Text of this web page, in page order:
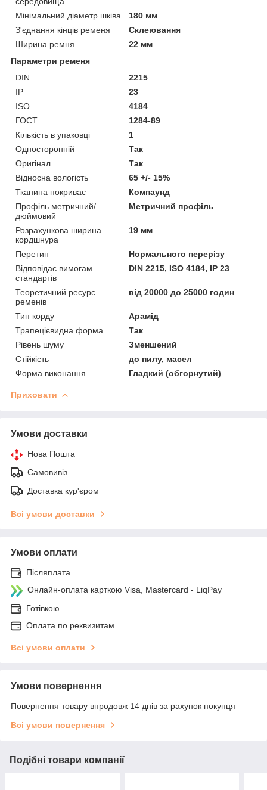
Мінімальний діаметр шківа
180 мм
З'єднання кінців ременя
Склеювання
Ширина ремня
22 мм
Параметри ременя
DIN
2215
IP
23
ISO
4184
ГОСТ
1284-89
Кількість в упаковці
1
Односторонній
Так
Оригінал
Так
Відносна вологість
65 +/- 15%
Тканина покриває
Компаунд
Профіль метричний/
дюймовий
Метричний профіль
Розрахункова ширина
кордшнура
19 мм
Перетин
Нормального перерізу
Відповідає вимогам
стандартів
DIN 2215, ISO 4184, IP 23
Теоретичний ресурс
ременів
від 20000 до 25000 годин
Тип корду
Арамід
Трапецієвидна форма
Так
Рівень шуму
Зменшений
Стійкість
до пилу, масел
Форма виконання
Гладкий (обгорнутий)
Приховати
Умови доставки
Нова Пошта
Самовивіз
Доставка кур'єром
Всі умови доставки
Умови оплати
Післяплата
Онлайн-оплата карткою Visa, Mastercard - LiqPay
Готівкою
Оплата по реквизитам
Всі умови оплати
Умови повернення
Повернення товару впродовж 14 днів за рахунок покупця
Всі умови повернення
Подібні товари компанії